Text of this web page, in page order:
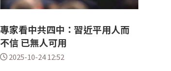
專家看中共四中：習近平用人而
不信 已無人可用
2025-10-24 12:52